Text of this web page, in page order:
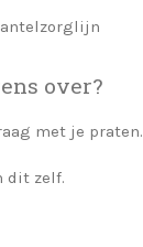
over?
met je praten.
dit zelf.